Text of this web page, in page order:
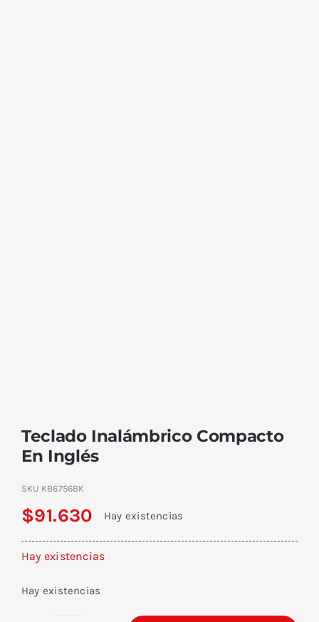
Teclado Inalámbrico Compacto
En Inglés
SKU KB6756BK
$91.630 Hay existencias
Hay existencias
Hay existencias